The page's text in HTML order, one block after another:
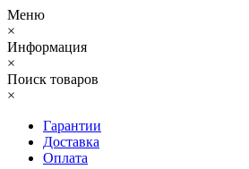
Меню
×
Информация
×
Поиск товаров
×
Гарантии
Доставка
Оплата